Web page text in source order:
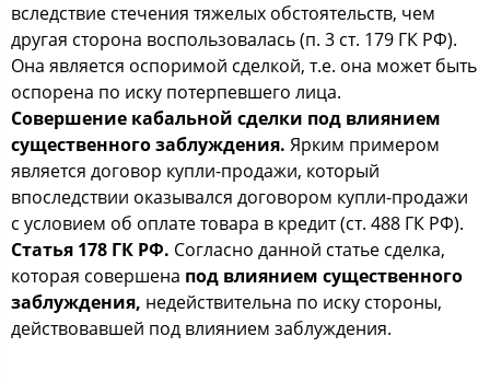
вследствие стечения тяжелых обстоятельств, чем
другая сторона воспользовалась (п. 3 ст. 179 ГК РФ).
Она является оспоримой сделкой, т.е. она может быть
оспорена по иску потерпевшего лица.
Совершение кабальной сделки под влиянием
существенного заблуждения. Ярким примером
является договор купли-продажи, который
впоследствии оказывался договором купли-продажи
с условием об оплате товара в кредит (ст. 488 ГК РФ).
Статья 178 ГК РФ. Согласно данной статье сделка,
которая совершена под влиянием существенного
заблуждения, недействительна по иску стороны,
действовавшей под влиянием заблуждения.